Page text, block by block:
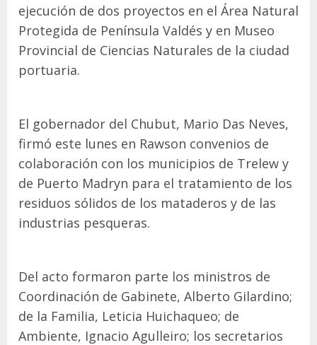
ejecución de dos proyectos en el Área Natural
Protegida de Península Valdés y en Museo
Provincial de Ciencias Naturales de la ciudad
portuaria.
El gobernador del Chubut, Mario Das Neves,
firmó este lunes en Rawson convenios de
colaboración con los municipios de Trelew y
de Puerto Madryn para el tratamiento de los
residuos sólidos de los mataderos y de las
industrias pesqueras.
Del acto formaron parte los ministros de
Coordinación de Gabinete, Alberto Gilardino;
de la Familia, Leticia Huichaqueo; de
Ambiente, Ignacio Agulleiro; los secretarios